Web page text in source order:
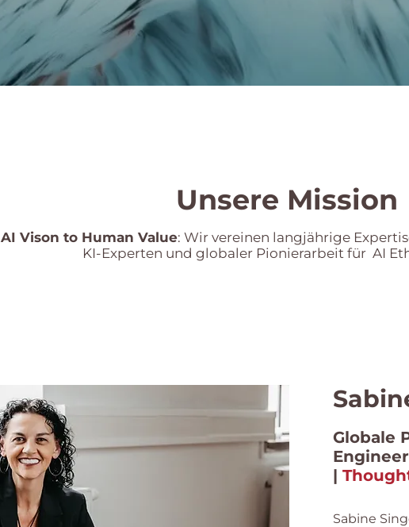
Unsere Mission
AI Vison to Human Value: Wir vereinen langjährige
KI-Experten und globaler Pionierarbeit für AI
Globale
|
Sabine